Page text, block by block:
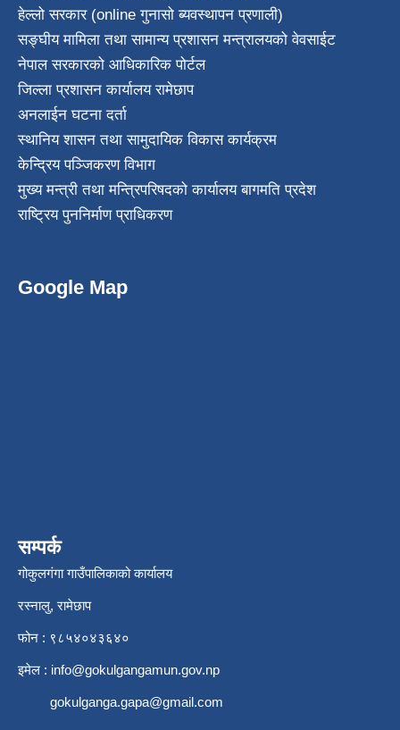
हेल्लो सरकार (online गुनासो ब्यवस्थापन प्रणाली)
सङ्घीय मामिला तथा सामान्य प्रशासन मन्त्रालयको वेवसाईट
नेपाल सरकारको आधिकारिक पोर्टल
जिल्ला प्रशासन कार्यालय रामेछाप
अनलाईन घटना दर्ता
स्थानिय शासन तथा सामुदायिक विकास कार्यक्रम
केन्द्रिय पञ्जिकरण विभाग
मुख्य मन्त्री तथा मन्त्रिपरिषदको कार्यालय बागमति प्रदेश
राष्ट्रिय पुननिर्माण प्राधिकरण
Google Map
सम्पर्क
गोकुलगंगा गाउँपालिकाको कार्यालय
रस्नालु, रामेछाप
फोन : ९८५४०४३६४०
इमेल : info@gokulgangamun.gov.np
gokulganga.gapa@gmail.com